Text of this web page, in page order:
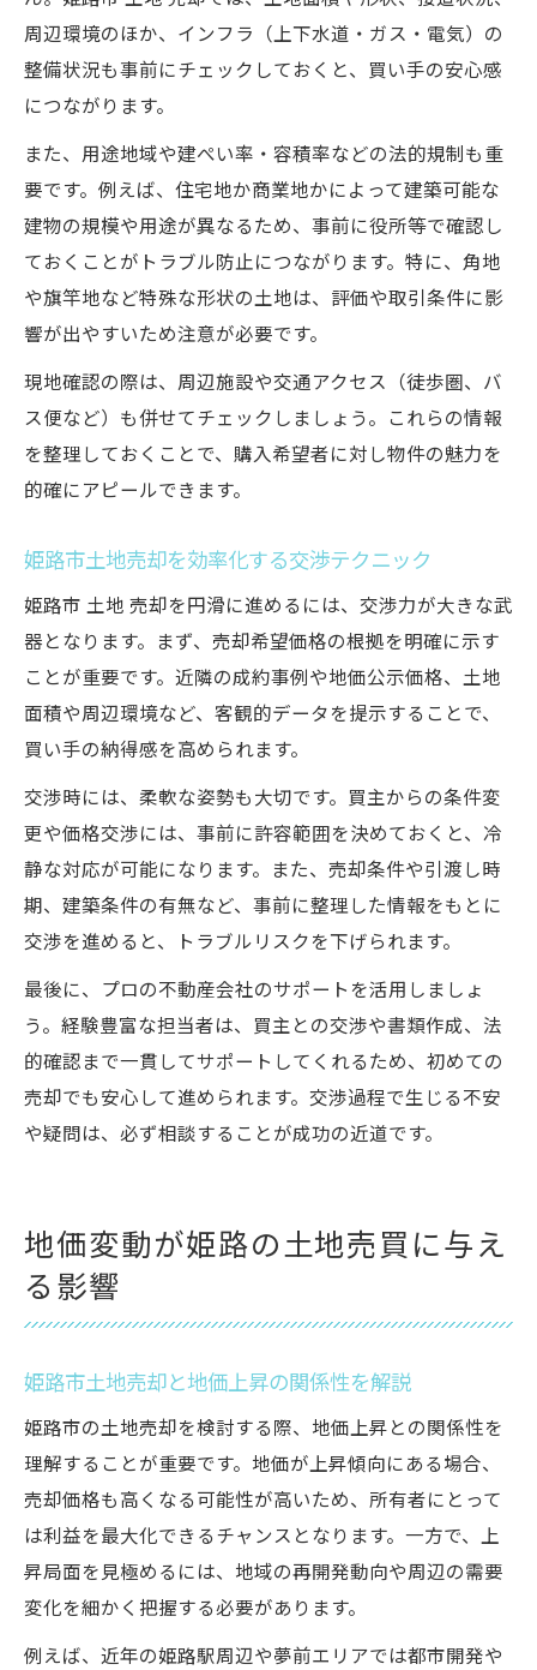
周辺環境のほか、インフラ（上下水道・ガス・電気）の
整備状況も事前にチェックしておくと、買い手の安心感
につながります。
また、用途地域や建ぺい率・容積率などの法的規制も重
要です。例えば、住宅地か商業地かによって建築可能な
建物の規模や用途が異なるため、事前に役所等で確認し
ておくことがトラブル防止につながります。特に、角地
や旗竿地など特殊な形状の土地は、評価や取引条件に影
響が出やすいため注意が必要です。
現地確認の際は、周辺施設や交通アクセス（徒歩圏、バ
ス便など）も併せてチェックしましょう。これらの情報
を整理しておくことで、購入希望者に対し物件の魅力を
的確にアピールできます。
姫路市土地売却を効率化する交渉テクニック
姫路市 土地 売却を円滑に進めるには、交渉力が大きな武
器となります。まず、売却希望価格の根拠を明確に示す
ことが重要です。近隣の成約事例や地価公示価格、土地
面積や周辺環境など、客観的データを提示することで、
買い手の納得感を高められます。
交渉時には、柔軟な姿勢も大切です。買主からの条件変
更や価格交渉には、事前に許容範囲を決めておくと、冷
静な対応が可能になります。また、売却条件や引渡し時
期、建築条件の有無など、事前に整理した情報をもとに
交渉を進めると、トラブルリスクを下げられます。
最後に、プロの不動産会社のサポートを活用しましょ
う。経験豊富な担当者は、買主との交渉や書類作成、法
的確認まで一貫してサポートしてくれるため、初めての
売却でも安心して進められます。交渉過程で生じる不安
や疑問は、必ず相談することが成功の近道です。
地価変動が姫路の土地売買に与え
る影響
姫路市土地売却と地価上昇の関係性を解説
姫路市の土地売却を検討する際、地価上昇との関係性を
理解することが重要です。地価が上昇傾向にある場合、
売却価格も高くなる可能性が高いため、所有者にとって
は利益を最大化できるチャンスとなります。一方で、上
昇局面を見極めるには、地域の再開発動向や周辺の需要
変化を細かく把握する必要があります。
例えば、近年の姫路駅周辺や夢前エリアでは都市開発や